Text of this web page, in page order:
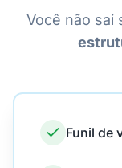
Você não sai
Funil de